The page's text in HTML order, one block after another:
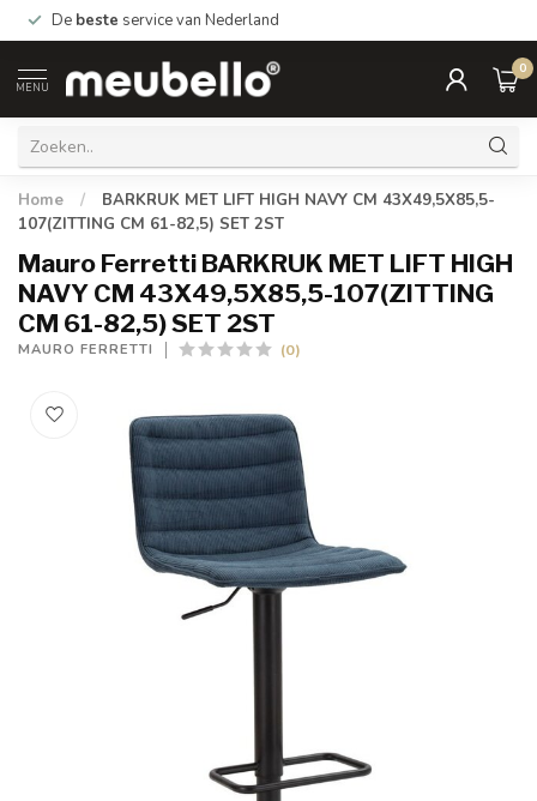
De beste service van Nederland
MENU
0
Home /
BARKRUK MET LIFT HIGH NAVY CM 43X49,5X85,5-
107(ZITTING CM 61-82,5) SET 2ST
Mauro Ferretti BARKRUK MET LIFT HIGH
NAVY CM 43X49,5X85,5-107(ZITTING
CM 61-82,5) SET 2ST
MAURO FERRETTI (0)